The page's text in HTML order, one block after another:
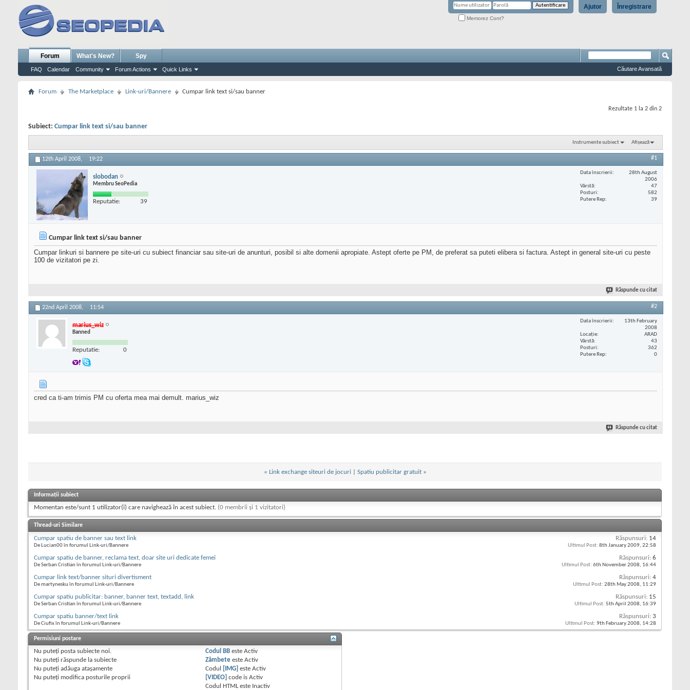
Înregistrare
Ajutor
Memorez Cont?
Forum
FAQ Calendar Community Forum Actions Quick Links
What's New? Spy
Căutare Avansată
Forum The Marketplace Link-uri/Bannere Cumpar link text si/sau banner
Rezultate 1 la 2 din 2
Subiect: Cumpar link text si/sau banner
Instrumente subiect Afișează
12th April 2008, 19:22 #1
slobodan
Membru SeoPedia
Reputatie: 39
Data înscrierii
28th August
2006
Vârstă
47
Posturi
582
Putere Rep
39
Cumpar link text si/sau banner
Cumpar linkuri si bannere pe site-uri cu subiect financiar sau site-uri de anunturi, posibil si alte domenii apropiate. Astept oferte pe PM, de preferat sa puteti elibera si factura. Astept in general site-uri cu peste
100 de vizitatori pe zi.
Răspunde cu citat
22nd April 2008, 11:54 #2
marius_wiz
Banned
Reputatie: 0
Data înscrierii
13th February
2008
Locaţie
ARAD
Vârstă
43
Posturi
362
Putere Rep
0
cred ca ti-am trimis PM cu oferta mea mai demult. marius_wiz
Răspunde cu citat
« Link exchange siteuri de jocuri Spatiu publicitar gratuit »
Informații subiect
Momentan este/sunt 1 utilizator(i) care navighează în acest subiect. (0 membrii și 1 vizitatori)
Thread-uri Similare
Cumpar spatiu de banner sau text link
De Lucian00 în forumul Link-uri/Bannere
Răspunsuri: 14
Ultimul Post: 8th January 2009, 22:58
Cumpar spatiu de banner, reclama text, doar site uri dedicate femei
De Serban Cristian în forumul Link-uri/Bannere
Răspunsuri: 6
Ultimul Post: 6th November 2008, 16:44
Cumpar link text/banner situri divertisment
De martynesku în forumul Link-uri/Bannere
Răspunsuri: 4
Ultimul Post: 28th May 2008, 11:29
Cumpar spatiu publicitar: banner, banner text, textadd, link
De Serban Cristian în forumul Link-uri/Bannere
Răspunsuri: 15
Ultimul Post: 5th April 2008, 16:39
Cumpar spatiu banner/text link
De Ciufix în forumul Link-uri/Bannere
Răspunsuri: 3
Ultimul Post: 9th February 2008, 14:28
Permisiuni postare
Nu puteţi posta subiecte noi.
Nu puteţi răspunde la subiecte
Nu puteţi adăuga ataşamente
Nu puteţi modifica posturile proprii
Codul BB esteActiv
Zâmbete esteActiv
Codul
[IMG] esteActiv
[VIDEO] code isActiv
Codul HTML este Inactiv